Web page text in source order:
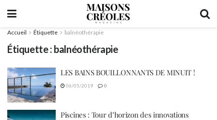
Accueil Étiquette balnéothérapie
Étiquette : balnéothérapie
LES BAINS BOUILLONNANTS DE MINUIT !
06/05/2019 0
Piscines : Tour d’horizon des innovations